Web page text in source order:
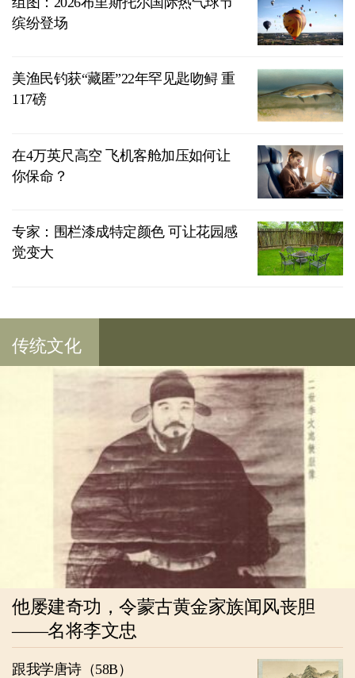
缤纷登场
美渔民钓获“藏匿”22年罕见匙吻鲟 重
117磅
在4万英尺高空 飞机客舱加压如何让
你保命？
专家：围栏漆成特定颜色 可让花园感
觉变大
传统文化
他屡建奇功，令蒙古黄金家族闻风丧胆
——名将李文忠
跟我学唐诗（58B）